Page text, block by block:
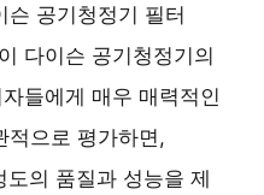
공기청정기 필터
다이슨 공기청정기의
들에게 매우 매력적인
적으로 평가하면,
의 품질과 성능을 제